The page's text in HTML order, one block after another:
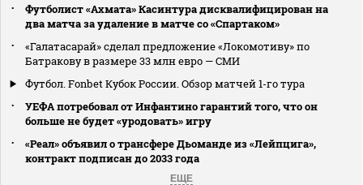
Футболист «Ахмата» Касинтура дисквалифицирован на
два матча за удаление в матче со «Спартаком»
«Галатасарай» сделал предложение «Локомотиву» по
Батракову в размере 33 млн евро — СМИ
Футбол. Fonbet Кубок России. Обзор матчей 1-го тура
УЕФА потребовал от Инфантино гарантий того, что он
больше не будет «уродовать» игру
«Реал» объявил о трансфере Дьоманде из «Лейпцига»,
контракт подписан до 2033 года
ЕЩЕ